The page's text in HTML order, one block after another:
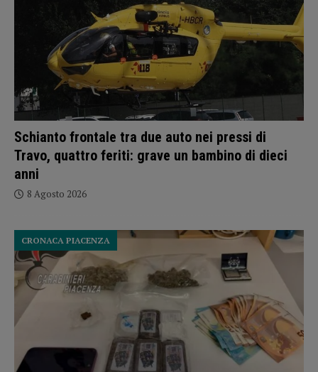
Schianto frontale tra due auto nei pressi di
Travo, quattro feriti: grave un bambino di dieci
anni
8 Agosto 2026
CRONACA PIACENZA